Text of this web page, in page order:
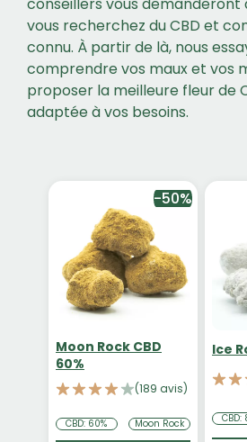
vous recherchez du CBD et
connu. À partir de là, nous
comprendre vos maux et vos
proposer la meilleure fleur de
adaptée à vos besoins.
-50%
Moon Rock CBD
60%
(189 avis)
CBD: 60% Moon Rock
Ice
CBD: